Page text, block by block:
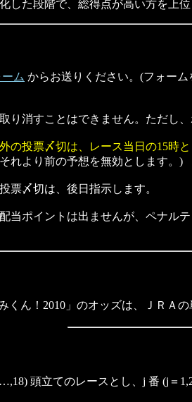
した段階で、総得点が高い方を上
ム からお送りください。(フォー
り消すことはできません。ただし
の投票〆切は、レース当日の15時
れより前の予想を無効とします。
票〆切は、後日指示します。
当ポイントは出ませんが、ペナル
ん！2010」のオッズは、ＪＲＡの
頭立てのレースとし、j 番 (j＝